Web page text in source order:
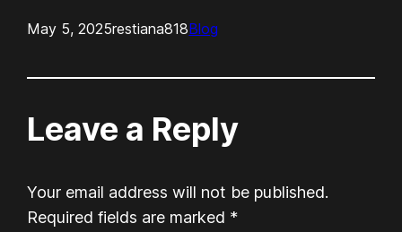
May 5, 2025restiana818Blog
Leave a Reply
Your email address will not be published.
Required fields are marked *